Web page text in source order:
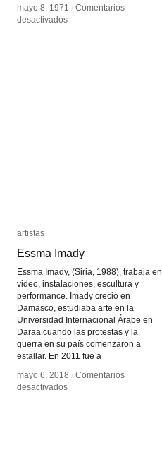
mayo 8, 1971 / Comentarios
desactivadosen
mayo 8, 1971 / Comentarios
desactivadosen
artistas
Essma Imady
Essma Imady, (Siria, 1988), trabaja en
video, instalaciones, escultura y
performance. Imady creció en
Damasco, estudiaba arte en la
Universidad Internacional Árabe en
Daraa cuando las protestas y la
guerra en su país comenzaron a
estallar. En 2011 fue a
mayo 6, 2018 / Comentarios
desactivadosen
artistas
Essma Imady
mayo 6, 2018 / Comentarios
desactivadosen